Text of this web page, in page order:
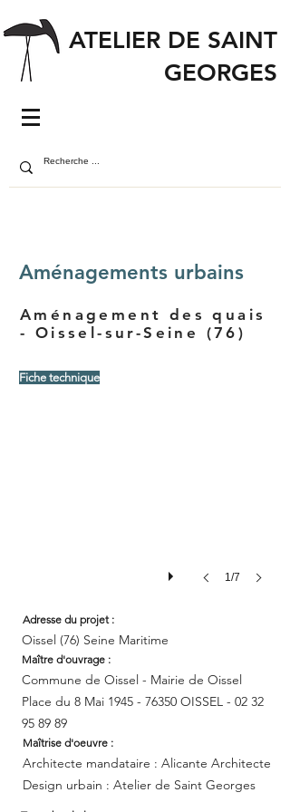
ATELIER DE SAINT
GEORGES
Aménagements urbains
Aménagement des quais
- Oissel-sur-Seine (76)
Fiche technique
Adresse du projet :
1/7
Oissel (76) Seine Maritime
Maître d'ouvrage :
Commune de Oissel - Mairie de Oissel
Place du 8 Mai 1945 - 76350 OISSEL - 02 32
95 89 89
Maîtrise d'oeuvre :
Architecte mandataire : Alicante Architecte
Design urbain : Atelier de Saint Georges